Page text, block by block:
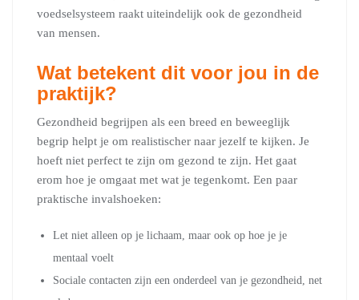
voedselsysteem raakt uiteindelijk ook de gezondheid
van mensen.
Wat betekent dit voor jou in de
praktijk?
Gezondheid begrijpen als een breed en beweeglijk
begrip helpt je om realistischer naar jezelf te kijken. Je
hoeft niet perfect te zijn om gezond te zijn. Het gaat
erom hoe je omgaat met wat je tegenkomt. Een paar
praktische invalshoeken:
Let niet alleen op je lichaam, maar ook op hoe je je
mentaal voelt
Sociale contacten zijn een onderdeel van je gezondheid, net